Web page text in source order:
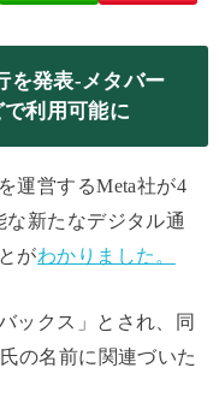
を発表-メタバー
利用可能に
運営するMeta社が4
な新たなデジタル通
がわかりました。
ックス」とされ、同
の名前に関連づいた